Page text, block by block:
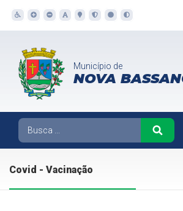
Município de
NOVA
Covid - Vacinação